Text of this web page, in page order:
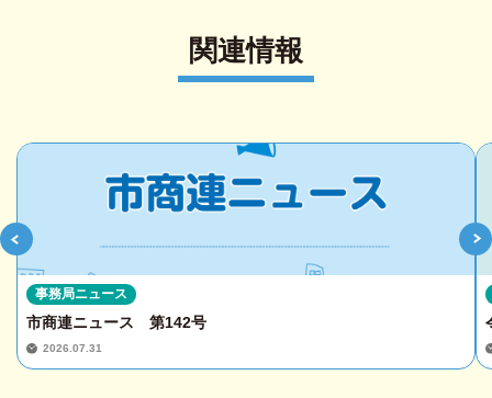
関連情報
市商連ニュース 第142号
2026.07.31
事務局ニュース